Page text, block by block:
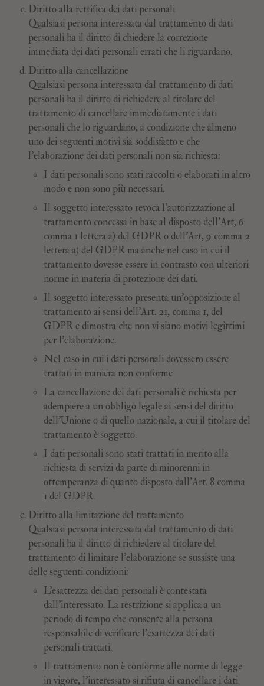
Diritto alla rettifica dei dati personali
Qualsiasi persona interessata dal trattamento di dati
personali ha il diritto di chiedere la correzione
immediata dei dati personali errati che li riguardano.
Diritto alla cancellazione
Qualsiasi persona interessata dal trattamento di dati
personali ha il diritto di richiedere al titolare del
trattamento di cancellare immediatamente i dati
personali che lo riguardano, a condizione che almeno
uno dei seguenti motivi sia soddisfatto e che
l'elaborazione dei dati personali non sia richiesta:
I dati personali sono stati raccolti o elaborati in altro
modo e non sono più necessari.
Il soggetto interessato revoca l’autorizzazione al
trattamento concessa in base al disposto dell’Art, 6
comma 1 lettera a) del GDPR o dell’Art, 9 comma 2
lettera a) del GDPR ma anche nel caso in cui il
trattamento dovesse essere in contrasto con ulteriori
norme in materia di protezione dei dati.
Il soggetto interessato presenta un'opposizione al
trattamento ai sensi dell'Art. 21, comma 1, del
GDPR e dimostra che non vi siano motivi legittimi
per l'elaborazione.
Nel caso in cui i dati personali dovessero essere
trattati in maniera non conforme
La cancellazione dei dati personali è richiesta per
adempiere a un obbligo legale ai sensi del diritto
dell'Unione o di quello nazionale, a cui il titolare del
trattamento è soggetto.
I dati personali sono stati trattati in merito alla
richiesta di servizi da parte di minorenni in
ottemperanza di quanto disposto dall’Art. 8 comma
1 del GDPR.
Diritto alla limitazione del trattamento
Qualsiasi persona interessata dal trattamento di dati
personali ha il diritto di richiedere al titolare del
trattamento di limitare l'elaborazione se sussiste una
delle seguenti condizioni:
L'esattezza dei dati personali è contestata
dall'interessato. La restrizione si applica a un
periodo di tempo che consente alla persona
responsabile di verificare l'esattezza dei dati
personali trattati.
Il trattamento non è conforme alle norme di legge
in vigore, l'interessato si rifiuta di cancellare i dati